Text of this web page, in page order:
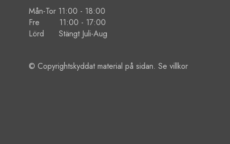
Mån-Tor 11:00 - 18:00
Fre 11:00 - 17:00
Lörd Stängt Juli-Aug
© Copyrightskyddat material på sidan. Se villkor